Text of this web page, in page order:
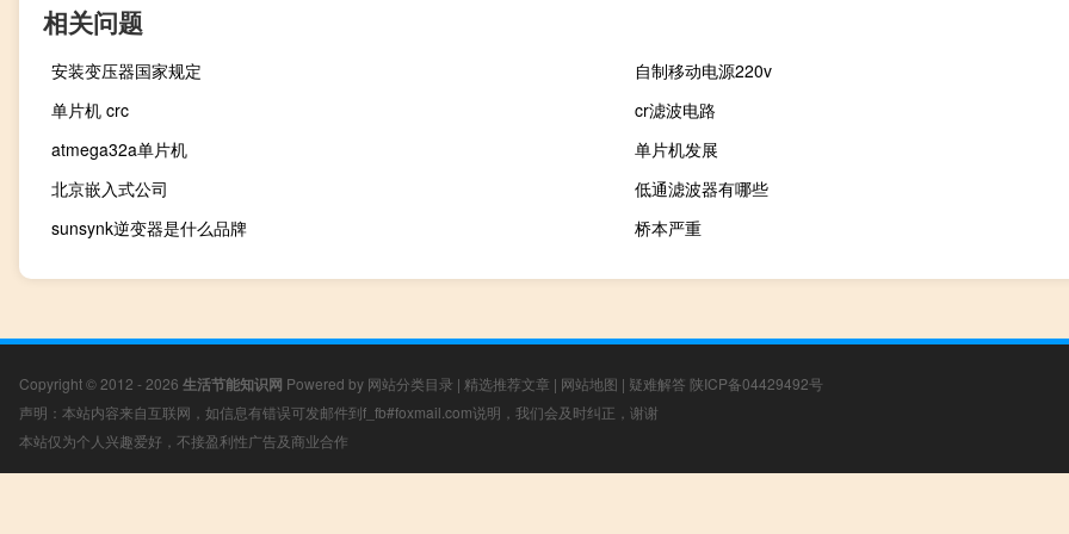
相关问题
安装变压器国家规定
自制移动电源220v
单片机 crc
cr滤波电路
atmega32a单片机
单片机发展
北京嵌入式公司
低通滤波器有哪些
sunsynk逆变器是什么品牌
桥本严重
Copyright © 2012 - 2026 生活节能知识网 Powered by 网站分类目录 | 精选推荐文章 | 网站地图 | 疑难解答 陕ICP备04429492号
声明：本站内容来自互联网，如信息有错误可发邮件到f_fb#foxmail.com说明，我们会及时纠正，谢谢
本站仅为个人兴趣爱好，不接盈利性广告及商业合作